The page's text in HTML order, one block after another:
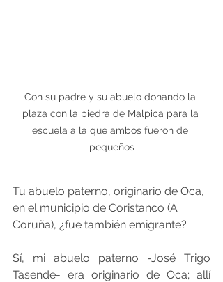
Con su padre y su abuelo donando la
plaza con la piedra de Malpica para la
escuela a la que ambos fueron de
pequeños
Tu abuelo paterno, originario de Oca,
en el municipio de Coristanco (A
Coruña), ¿fue también emigrante?
Sí, mi abuelo paterno -José Trigo
Tasende- era originario de Oca; allí